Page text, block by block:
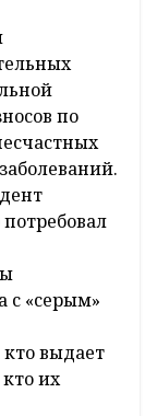
по
с «серым»
кто выдает
их